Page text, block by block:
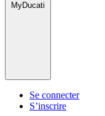
MyDucati
Se connecter
S’inscrire